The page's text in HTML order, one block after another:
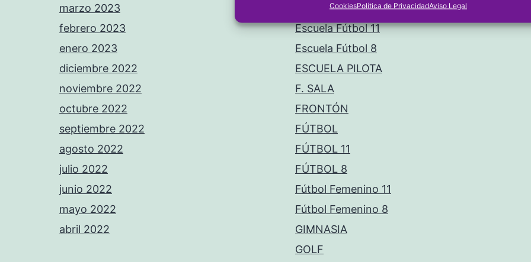
CookiesPolítica de PrivacidadAviso Legal
marzo 2023
febrero 2023
enero 2023
diciembre 2022
noviembre 2022
octubre 2022
septiembre 2022
agosto 2022
julio 2022
junio 2022
mayo 2022
abril 2022
ESCUELA F. SALA
Escuela Fútbol 11
Escuela Fútbol 8
ESCUELA PILOTA
F. SALA
FRONTÓN
FÚTBOL
FÚTBOL 11
FÚTBOL 8
Fútbol Femenino 11
Fútbol Femenino 8
GIMNASIA
GOLF